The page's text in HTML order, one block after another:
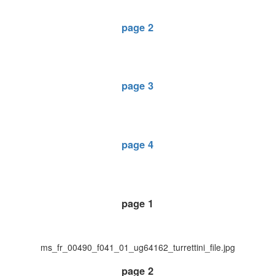
page 2
page 3
page 4
page 1
ms_fr_00490_f041_01_ug64162_turrettini_file.jpg
page 2